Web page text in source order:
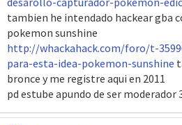
tambien he intendado hackear gba
pokemon sunshine
http://whackahack.com/foro/t-
para-esta-idea-pokemon-sunshine
bronce y me registre aqui en 2011
pd estube apundo de ser moderador